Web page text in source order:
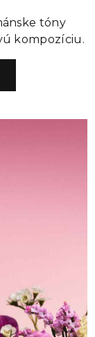
tóny
kompozíciu.